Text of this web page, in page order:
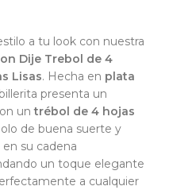
a tu look con nuestra
Dije Trebol de 4
Lisas. Hecha en plata
presenta un
untrébol de 4 hojas
de buena suerte y
en su cadena
un toque elegante
a cualquier